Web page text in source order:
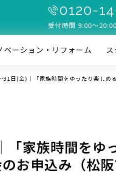
0120-
受付時間 9:00〜
ベーション・リフォーム
31日(金)｜「家族時間をゆったり楽しめ
「家族時間をゆ
お申込み（松阪